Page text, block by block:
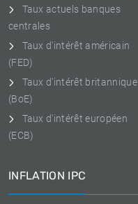
Taux actuels banques
centrales
Taux d'intérêt américain
(FED)
Taux d'intérêt britannique
(BoE)
Taux d'intérêt européen
(ECB)
INFLATION IPC